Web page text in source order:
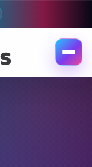
Abrir